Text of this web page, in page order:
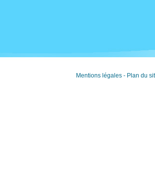
Mentions légales- Plan du